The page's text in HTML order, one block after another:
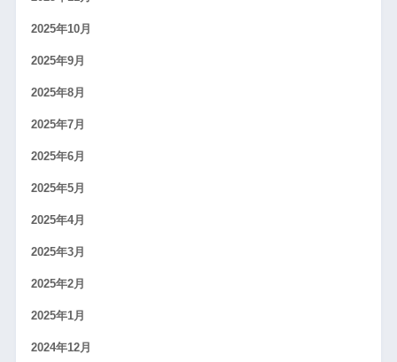
2025年10月
2025年9月
2025年8月
2025年7月
2025年6月
2025年5月
2025年4月
2025年3月
2025年2月
2025年1月
2024年12月